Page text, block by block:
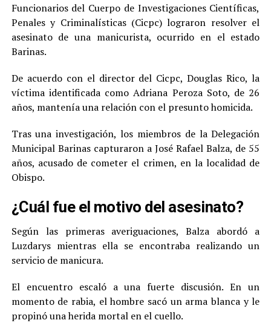
Funcionarios del Cuerpo de Investigaciones Científicas,
Penales y Criminalísticas (Cicpc) lograron resolver el
asesinato de una manicurista, ocurrido en el estado
Barinas.
De acuerdo con el director del Cicpc, Douglas Rico, la
víctima identificada como Adriana Peroza Soto, de 26
años, mantenía una relación con el presunto homicida.
Tras una investigación, los miembros de la Delegación
Municipal Barinas capturaron a José Rafael Balza, de 55
años, acusado de cometer el crimen, en la localidad de
Obispo.
¿Cuál fue el motivo del asesinato?
Según las primeras averiguaciones, Balza abordó a
Luzdarys mientras ella se encontraba realizando un
servicio de manicura.
El encuentro escaló a una fuerte discusión. En un
momento de rabia, el hombre sacó un arma blanca y le
propinó una herida mortal en el cuello.